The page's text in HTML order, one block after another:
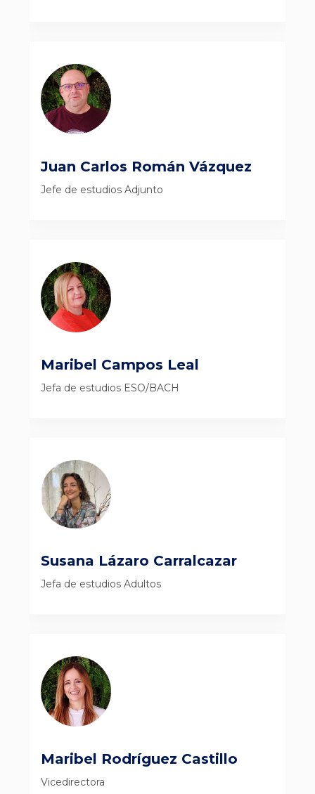
Juan Carlos Román Vázquez
Jefe de estudios Adjunto
Maribel Campos Leal
Jefa de estudios ESO/BACH
Susana Lázaro Carralcazar
Jefa de estudios Adultos
Maribel Rodríguez Castillo
Vicedirectora